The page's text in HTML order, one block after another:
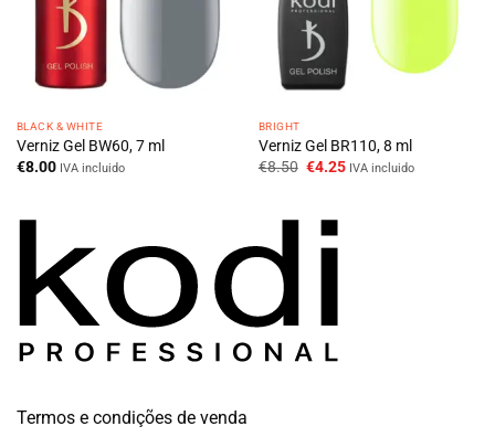
BLACK & WHITE
Verniz Gel BW60, 7 ml
€8.00 IVA incluido
BRIGHT
Verniz Gel BR110, 8 ml
€8.50 O
€8.50.
€4.25OIVA incluido
Termos e condições de venda